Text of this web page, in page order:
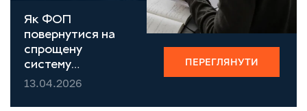
Як ФОП
повернутися на
спрощену
систему
оподаткування у
13.04.2026
ПЕРЕГЛЯНУТИ